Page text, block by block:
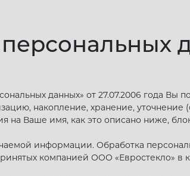
данных» от 27.07.2006 года Вы
накопление, хранение, уточнение
на Ваше имя, как это описано ниже,
информации. Обработка
компанией ООО «Евростекло» в